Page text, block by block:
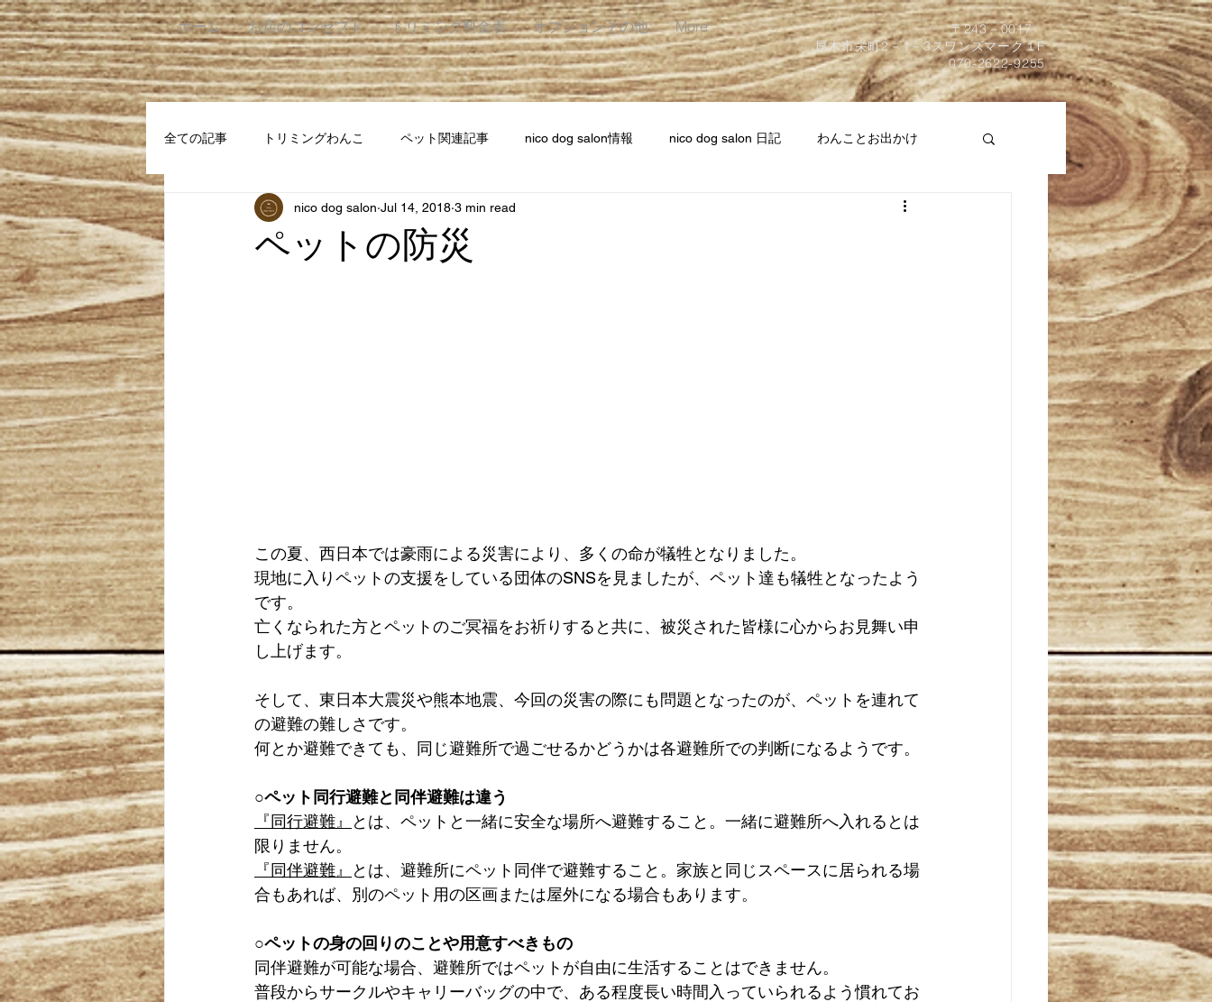
ホーム お店のコンセプト トリミング料金表 オプションその他 More
​〒243－0017
厚木市栄町2－1－3スワンズマーク１F
070-2622-9255
全ての記事 トリミングわんこ ペット関連記事 nico dog salon情報 nico dog salon 日記 わんことお出かけ
ペットの防災
nico dog salon Jul 14, 2018 3 min read
この夏、西日本では豪雨による災害により、多くの命が犠牲となりました。
現地に入りペットの支援をしている団体のSNSを見ましたが、ペット達も犠牲となったよう
です。
亡くなられた方とペットのご冥福をお祈りすると共に、被災された皆様に心からお見舞い申
し上げます。
そして、東日本大震災や熊本地震、今回の災害の際にも問題となったのが、ペットを連れて
の避難の難しさです。
何とか避難できても、同じ避難所で過ごせるかどうかは各避難所での判断になるようです。
○ペット同行避難と同伴避難は違う
『同行避難』
とは、ペットと一緒に安全な場所へ避難すること。一緒に避難所へ入れるとは
限りません。
『同伴避難』
とは、避難所にペット同伴で避難すること。家族と同じスペースに居られる場
合もあれば、別のペット用の区画または屋外になる場合もあります。
○ペットの身の回りのことや用意すべきもの
同伴避難が可能な場合、避難所ではペットが自由に生活することはできません。
普段からサークルやキャリーバッグの中で、ある程度長い時間入っていられるよう慣れてお